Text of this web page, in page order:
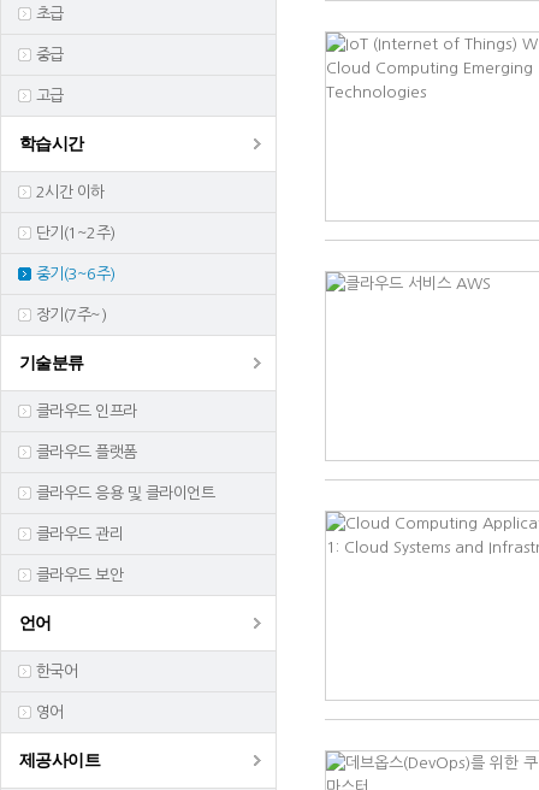
초급
중급
고급
학습시간
2시간 이하
단기(1~2주)
중기(3~6주)
장기(7주~)
기술분류
클라우드 인프라
클라우드 플랫폼
클라우드 응용 및 클라이언트
클라우드 관리
클라우드 보안
언어
한국어
영어
제공사이트